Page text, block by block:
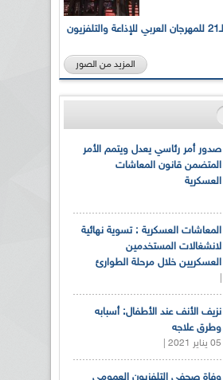
بالصور... الدورة الـ21 للمهرجان العربي للإذاعة والتلفزيون
المزيد من الصور
صدور أمر رئاسي يعدل ويتمم الأمر
المتضمن قانون المعاشات
العسكرية
المعاشات العسكرية : تسوية نهائية
لانشغالات المستخدمين
العسكريين خلال مرحلة الطوارئ
نزيف الأنف عند الأطفال: أسبابه
وطرق علاجه
05 يناير 2021 |
وفاة صحفي التلفزيون العمومي